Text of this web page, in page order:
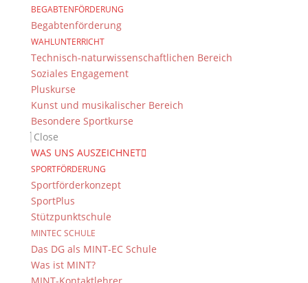
BEGABTENFÖRDERUNG
Begabtenförderung
WAHLUNTERRICHT
Technisch-naturwissenschaftlichen Bereich
Soziales Engagement
Pluskurse
Kunst und musikalischer Bereich
Besondere Sportkurse
Close
WAS UNS AUSZEICHNET
SPORTFÖRDERUNG
Sportförderkonzept
SportPlus
Stützpunktschule
MINTEC SCHULE
Das DG als MINT-EC Schule
Was ist MINT?
folgen Sie uns auf Twitter
Folgen Sie dem DG RSS Feed
Kontakt Webteam
Kontaktieren Sie das Webteam
© 2015-2017 Dientzenhofer-Gymnasium Bamberg -
Von Hand erstellt. Mit viel